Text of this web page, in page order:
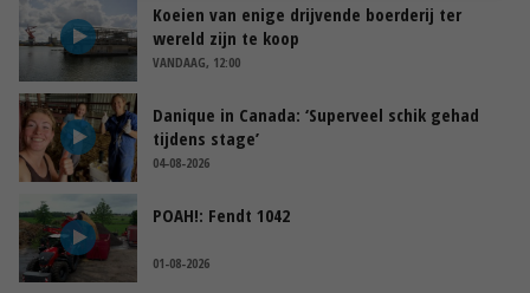
Koeien van enige drijvende boerderij ter
wereld zijn te koop
VANDAAG, 12:00
Danique in Canada: ‘Superveel schik gehad
tijdens stage’
04-08-2026
POAH!: Fendt 1042
01-08-2026